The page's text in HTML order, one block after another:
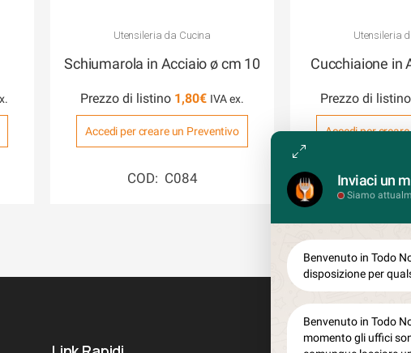
Utensileria da Cucina
Schiumarola in Acciaio ø cm 10
Prezzo di listino 1,80€
Accedi per creare un Preventivo
COD: C084
Utensileria
Cucchiaione in
Prezzo di listino
Accedi per
COD:
Inviaci un
Siamo
Benvenuto in Todo
disposizione per
Benvenuto in Todo
momento gli uffici